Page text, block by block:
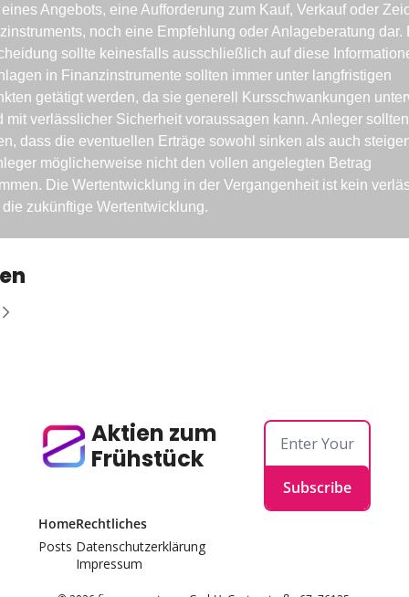
Angebots, eine Aufforderung zum Kauf, Verkauf oder
noch eine Empfehlung oder Anlageberatung dar.
sollte keinesfalls ausschließlich auf diese
in Finanzinstrumente sollten immer unter langfristigen
getätigt werden, da sie generell Kursschwankungen
mit verlässlicher Sicherheit voraussagen kann. Anleger
dass die eventuellen Erträge sowohl sinken als auch
möglicherweise nicht den vollen angelegten Betrag
Die Wertentwicklung in der Vergangenheit ist kein
zukünftige Wertentwicklung.
Aktien zum
Frühstück
Subscribe
Home
Posts
Rechtliches
Datenschutzerklärung
Impressum